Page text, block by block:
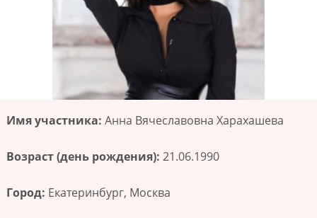
Имя участника: Анна Вячеславовна Харахашева
Возраст (день рождения): 21.06.1990
Город: Екатеринбург, Москва